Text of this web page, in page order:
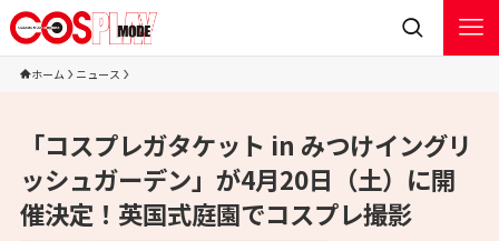
ホーム ニュース
「コスプレガタケット in みつけイングリ
ッシュガーデン」が4月20日（土）に開
催決定！英国式庭園でコスプレ撮影